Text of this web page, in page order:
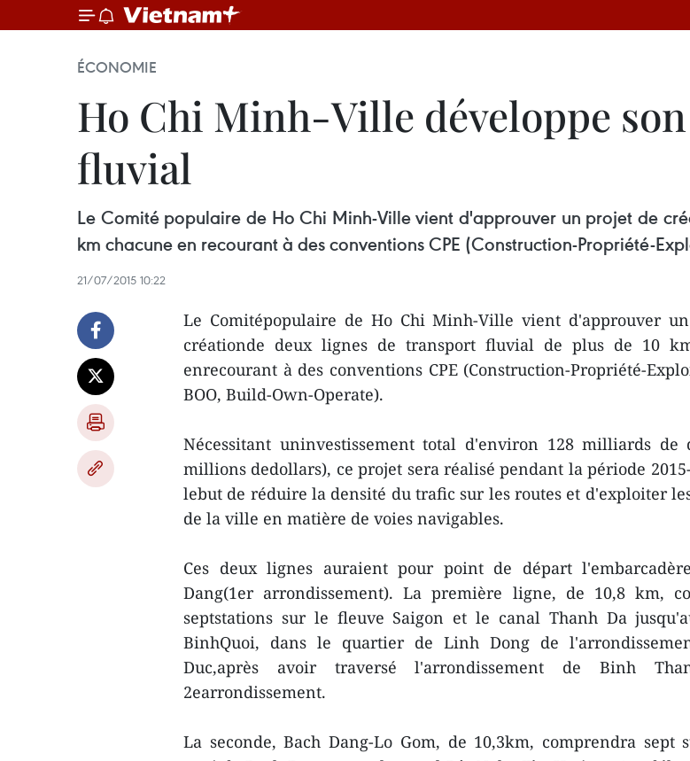
ÉCONOMIE
Ho Chi Minh-Ville développe
fluvial
Le Comité populaire de Ho Chi Minh-Ville vient d'approuver un projet de
km chacune en recourant à des conventions CPE (Construction-Propriété-
21/07/2015 10:22
Le Comitépopulaire de Ho Chi Minh-Ville vient d'approuver
créationde deux lignes de transport fluvial de plus de 10
enrecourant à des conventions CPE (Construction-Propriété-
BOO, Build-Own-Operate).
Nécessitant uninvestissement total d'environ 128 milliards de
millions dedollars), ce projet sera réalisé pendant la période
lebut de réduire la densité du trafic sur les routes et d'exploiter
de la ville en matière de voies navigables.
Ces deux lignes auraient pour point de départ
Dang(1er arrondissement). La première ligne, de 10,8 km,
septstations sur le fleuve Saigon et le canal Thanh Da
BinhQuoi, dans le quartier de Linh Dong de
Duc,après avoir traversé l'arrondissement de Binh
2earrondissement.
La seconde, Bach Dang-Lo Gom, de 10,3km, comprendra sept